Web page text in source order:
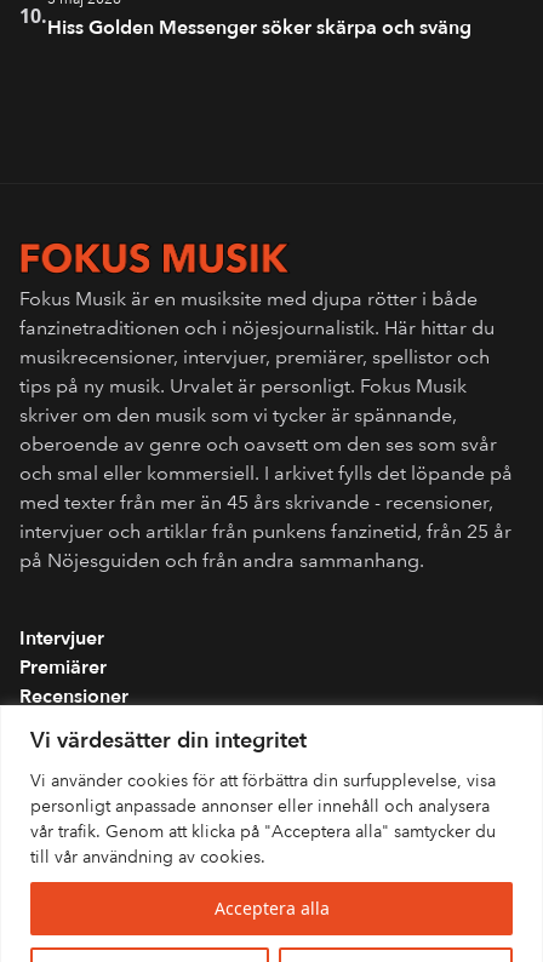
Vi värdesätter din integritet
Vi använder cookies för att förbättra din surfupplevelse, visa
personligt anpassade annonser eller innehåll och analysera
vår trafik. Genom att klicka på "Acceptera alla" samtycker du
till vår användning av cookies.
Acceptera alla
10.Hiss Golden Messenger söker skärpa och sväng
Fokus Musik är en musiksite med djupa rötter i både
fanzinetraditionen och i nöjesjournalistik. Här hittar du
musikrecensioner, intervjuer, premiärer, spellistor och
tips på ny musik. Urvalet är personligt. Fokus Musik
skriver om den musik som vi tycker är spännande,
oberoende av genre och oavsett om den ses som svår
och smal eller kommersiell. I arkivet fylls det löpande på
med texter från mer än 45 års skrivande - recensioner,
intervjuer och artiklar från punkens fanzinetid, från 25 år
på Nöjesguiden och från andra sammanhang.
Intervjuer
Premiärer
Recensioner
Spellistor
Om folkmusik.se
Integritetspolicy